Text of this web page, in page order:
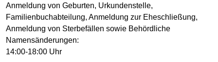
Anmeldung von Geburten, Urkundenstelle,
Familienbuchabteilung, Anmeldung zur Eheschließung,
Anmeldung von Sterbefällen sowie Behördliche
Namensänderungen:
14:00-18:00 Uhr